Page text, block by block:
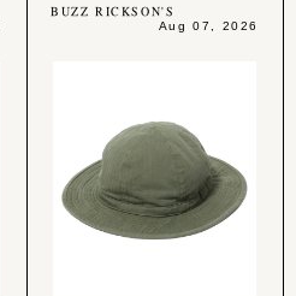
BUZZ RICKSON'S
Aug 07, 2026